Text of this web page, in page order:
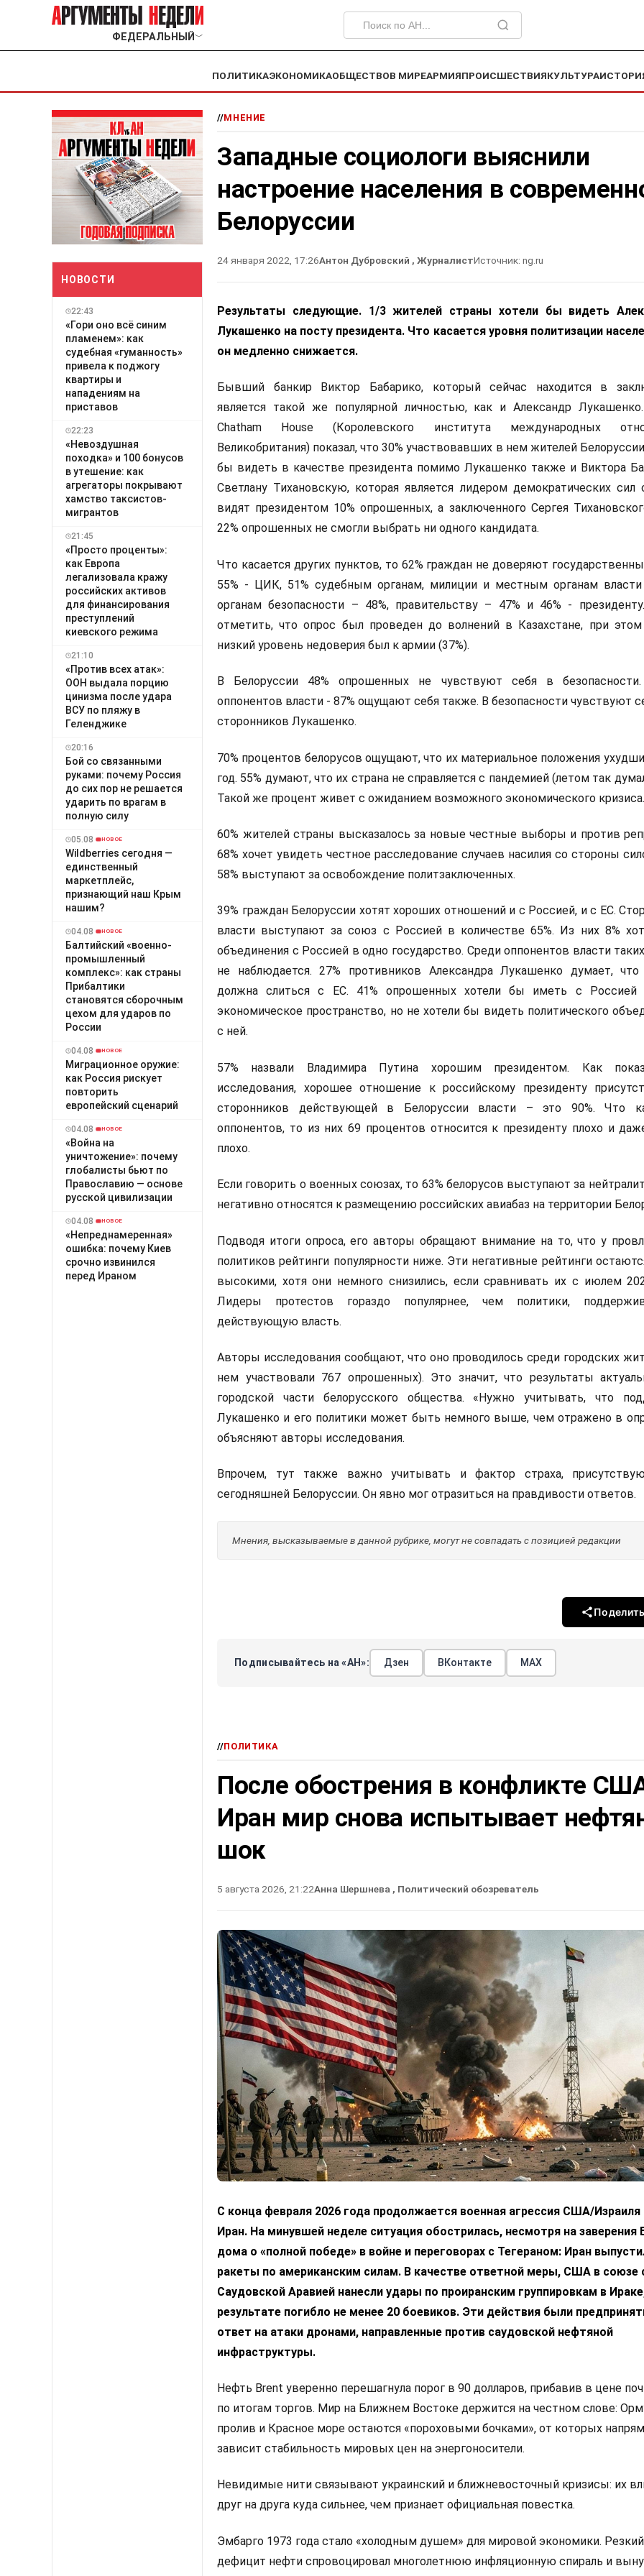
ФЕДЕРАЛЬНЫЙ ﹀
ПОЛИТИКАЭКОНОМИКАОБЩЕСТВОВ МИРЕАРМИЯПРОИСШЕСТВИЯКУЛЬТУРА
НОВОСТИ
22:43
«Гори оно всё синим
пламенем»: как
судебная «гуманность»
привела к поджогу
квартиры и
нападениям на
приставов
22:23
«Невоздушная
походка» и 100 бонусов
в утешение: как
агрегаторы покрывают
хамство таксистов-
мигрантов
21:45
«Просто проценты»:
как Европа
легализовала кражу
российских активов
для финансирования
преступлений
киевского режима
21:10
«Против всех атак»:
ООН выдала порцию
цинизма после удара
ВСУ по пляжу в
Геленджике
20:16
Бой со связанными
руками: почему Россия
до сих пор не решается
ударить по врагам в
полную силу
05.08 НОВОЕ
Wildberries сегодня —
единственный
маркетплейс,
признающий наш Крым
нашим?
04.08 НОВОЕ
Балтийский «военно-
промышленный
комплекс»: как страны
Прибалтики
становятся сборочным
цехом для ударов по
России
04.08 НОВОЕ
Миграционное оружие:
как Россия рискует
повторить
европейский сценарий
04.08 НОВОЕ
«Война на
уничтожение»: почему
глобалисты бьют по
Православию — основе
русской цивилизации
04.08 НОВОЕ
«Непреднамеренная»
ошибка: почему Киев
срочно извинился
перед Ираном
//МНЕНИЕ
Западные социологи выяснили
настроение населения в
Белоруссии
24 января 2022, 17:26Антон Дубровский , ЖурналистИсточник: ng.ru
Результаты следующие. 1/3 жителей страны хотели бы видеть
Лукашенко на посту президента. Что касается уровня политизации
он медленно снижается.
Бывший банкир Виктор Бабарико, который сейчас находится в
является такой же популярной личностью, как и Александр
Chatham House (Королевского института международных
Великобритания) показал, что 30% участвовавших в нем жителей
бы видеть в качестве президента помимо Лукашенко также и Виктора
Светлану Тихановскую, которая является лидером демократических сил
видят президентом 10% опрошенных, а заключенного Сергея
22% опрошенных не смогли выбрать ни одного кандидата.
Что касается других пунктов, то 62% граждан не доверяют
55% - ЦИК, 51% судебным органам, милиции и местным органам
органам безопасности – 48%, правительству – 47% и 46% -
отметить, что опрос был проведен до волнений в Казахстане, при
низкий уровень недоверия был к армии (37%).
В Белоруссии 48% опрошенных не чувствуют себя в
оппонентов власти - 87% ощущают себя также. В безопасности чувствуют
сторонников Лукашенко.
70% процентов белорусов ощущают, что их материальное положения
год. 55% думают, что их страна не справляется с пандемией (летом так
Такой же процент живет с ожиданием возможного экономического кризиса.
60% жителей страны высказалось за новые честные выборы и против
68% хочет увидеть честное расследование случаев насилия со стороны
58% выступают за освобождение политзаключенных.
39% граждан Белоруссии хотят хороших отношений и с Россией, и с ЕС.
власти выступают за союз с Россией в количестве 65%. Из них 8%
объединения с Россией в одно государство. Среди оппонентов власти
не наблюдается. 27% противников Александра Лукашенко думает, что
должна слиться с ЕС. 41% опрошенных хотели бы иметь с Россией
экономическое пространство, но не хотели бы видеть политического
с ней.
57% назвали Владимира Путина хорошим президентом. Как
исследования, хорошее отношение к российскому президенту
сторонников действующей в Белоруссии власти – это 90%. Что
оппонентов, то из них 69 процентов относится к президенту плохо и
плохо.
Если говорить о военных союзах, то 63% белорусов выступают за
негативно относятся к размещению российских авиабаз на территории
Подводя итоги опроса, его авторы обращают внимание на то, что у
политиков рейтинги популярности ниже. Эти негативные рейтинги
высокими, хотя они немного снизились, если сравнивать их с июлем
Лидеры протестов гораздо популярнее, чем политики,
действующую власть.
Авторы исследования сообщают, что оно проводилось среди городских
нем участвовали 767 опрошенных). Это значит, что результаты
городской части белорусского общества. «Нужно учитывать, что
Лукашенко и его политики может быть немного выше, чем отражено в
объясняют авторы исследования.
Впрочем, тут также важно учитывать и фактор страха,
сегодняшней Белоруссии. Он явно мог отразиться на правдивости ответов.
Мнения, высказываемые в данной рубрике, могут не совпадать с позицией редакции
Подписывайтесь на «АН»: Дзен ВКонтакте МАХ
//ПОЛИТИКА
После обострения в конфликте
Иран мир снова испытывает
шок
5 августа 2026, 21:22Анна Шершнева , Политический обозреватель
С конца февраля 2026 года продолжается военная агрессия США/Израиля
Иран. На минувшей неделе ситуация обострилась, несмотря на заверения
дома о «полной победе» в войне и переговорах с Тегераном: Иран
ракеты по американским силам. В качестве ответной меры, США в союзе
Саудовской Аравией нанесли удары по проиранским группировкам в
результате погибло не менее 20 боевиков. Эти действия были
ответ на атаки дронами, направленные против саудовской нефтяной
инфраструктуры.
Нефть Brent уверенно перешагнула порог в 90 долларов, прибавив в цене
по итогам торгов. Мир на Ближнем Востоке держится на честном слове:
пролив и Красное море остаются «пороховыми бочками», от которых
зависит стабильность мировых цен на энергоносители.
Невидимые нити связывают украинский и ближневосточный кризисы: их
друг на друга куда сильнее, чем признает официальная повестка.
Эмбарго 1973 года стало «холодным душем» для мировой экономики. Резкий
дефицит нефти спровоцировал многолетнюю инфляционную спираль и